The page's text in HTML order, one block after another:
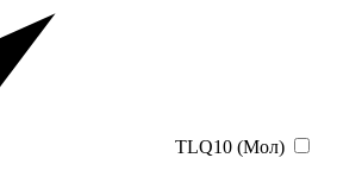
TLQ10 (Мол)